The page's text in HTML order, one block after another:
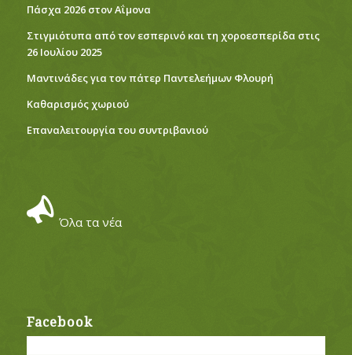
Πάσχα 2026 στον Αΐμονα
Στιγμιότυπα από τον εσπερινό και τη χοροεσπερίδα στις
26 Ιουλίου 2025
Μαντινάδες για τον πάτερ Παντελεήμων Φλουρή
Καθαρισμός χωριού
Eπαναλειτουργία του συντριβανιού
Όλα τα νέα
Facebook